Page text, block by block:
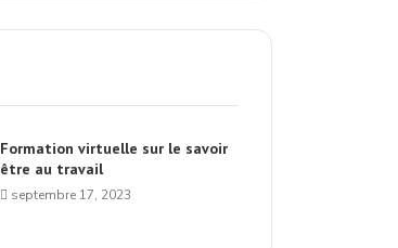
Formation virtuelle sur le savoir
être au travail
septembre 17, 2023